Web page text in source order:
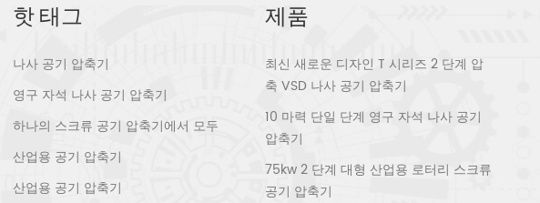
핫 태그
나사 공기 압축기
영구 자석 나사 공기 압축기
하나의 스크류 공기 압축기에서 모두
산업용 공기 압축기
산업용 공기 압축기
제품
최신 새로운 디자인 T 시리즈 2 단계 압
축 VSD 나사 공기 압축기
10 마력 단일 단계 영구 자석 나사 공기
압축기
75kw 2 단계 대형 산업용 로터리 스크류
공기 압축기